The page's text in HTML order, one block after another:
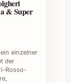
Einsatz in
bei
& Super
einzelner
der
Rosso-